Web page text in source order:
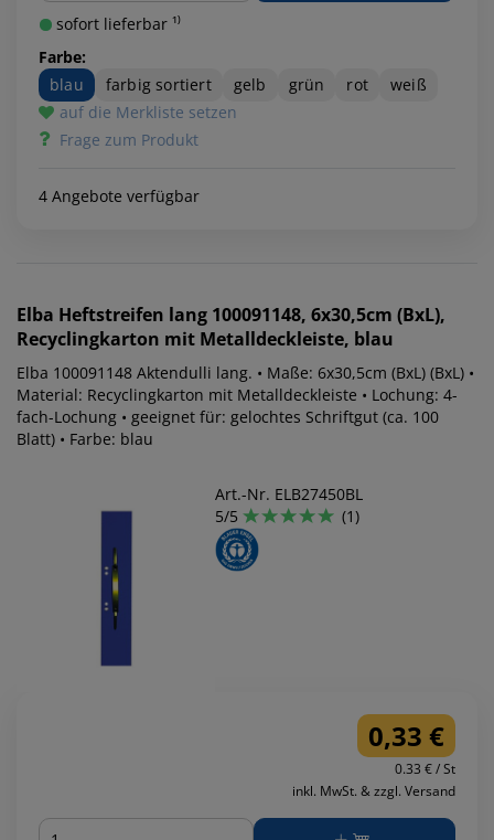
sofort lieferbar ¹⁾
Farbe:
blau
farbig sortiert gelb grün rot
weiß
auf die Merkliste setzen
Frage zum Produkt
4 Angebote verfügbar
Elba Heftstreifen lang 100091148, 6x30,5cm (BxL),
Recyclingkarton mit Metalldeckleiste, blau
Elba 100091148 Aktendulli lang. • Maße: 6x30,5cm (BxL) (BxL) •
Material: Recyclingkarton mit Metalldeckleiste • Lochung: 4-
fach-Lochung • geeignet für: gelochtes Schriftgut (ca. 100
Blatt) • Farbe: blau
Art.-Nr. ELB27450BL
5/5
(1)
0,33 €
0.33 € / St
inkl. MwSt. & zzgl. Versand
Menge